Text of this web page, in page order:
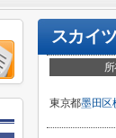
スカイ
東京都墨田区